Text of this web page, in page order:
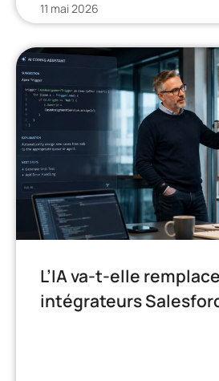
11 mai 2026
L’IA va-t-elle
intégrateurs